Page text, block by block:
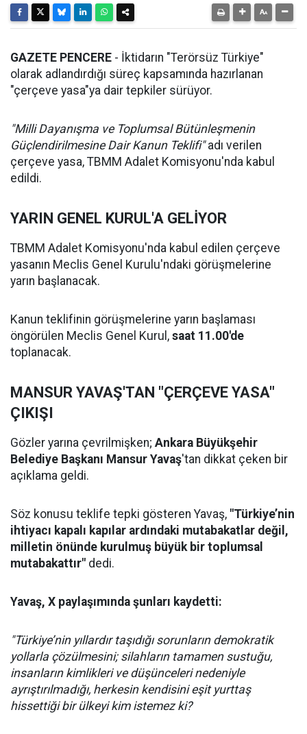
GAZETE PENCERE - İktidarın "Terörsüz Türkiye"
olarak adlandırdığı süreç kapsamında hazırlanan
"çerçeve yasa"ya dair tepkiler sürüyor.
"Milli Dayanışma ve Toplumsal Bütünleşmenin
Güçlendirilmesine Dair Kanun Teklifi"adı verilen
çerçeve yasa, TBMM Adalet Komisyonu'nda kabul
edildi.
YARIN GENEL KURUL'A GELİYOR
TBMM Adalet Komisyonu'nda kabul edilen çerçeve
yasanın Meclis Genel Kurulu'ndaki görüşmelerine
yarın başlanacak.
Kanun teklifinin görüşmelerine yarın başlaması
öngörülen Meclis Genel Kurul, saat 11.00'de
toplanacak.
MANSUR YAVAŞ'TAN "ÇERÇEVE YASA"
ÇIKIŞI
Gözler yarına çevrilmişken; Ankara Büyükşehir
Belediye Başkanı Mansur Yavaş'tan dikkat çeken bir
açıklama geldi.
Söz konusu teklife tepki gösteren Yavaş, "Türkiye’nin
ihtiyacı kapalı kapılar ardındaki mutabakatlar değil,
milletin önünde kurulmuş büyük bir toplumsal
mutabakattır" dedi.
Yavaş, X paylaşımında şunları kaydetti:
"Türkiye’nin yıllardır taşıdığı sorunların demokratik
yollarla çözülmesini; silahların tamamen sustuğu,
insanların kimlikleri ve düşünceleri nedeniyle
ayrıştırılmadığı, herkesin kendisini eşit yurttaş
hissettiği bir ülkeyi kim istemez ki?